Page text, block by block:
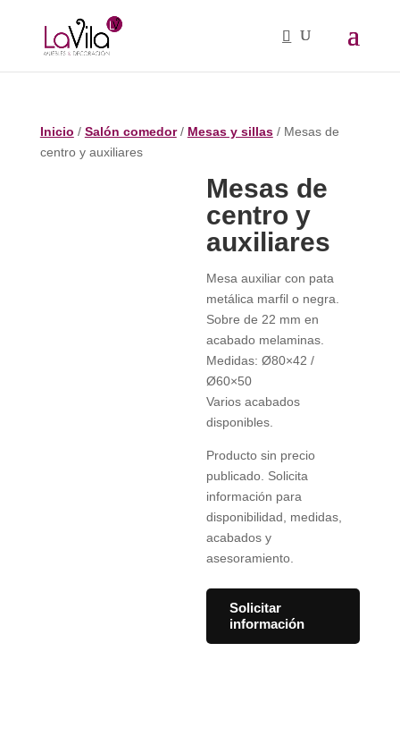
Inicio / Salón comedor/ Mesas y sillas/ Mesas de
centro y auxiliares
Mesas de
centro y
auxiliares
Mesa auxiliar con pata
metálica marfil o negra.
Sobre de 22 mm en
acabado melaminas.
Medidas: Ø80×42 /
Ø60×50
Varios acabados
disponibles.
Producto sin precio
publicado. Solicita
información para
disponibilidad, medidas,
acabados y
asesoramiento.
Solicitar
información